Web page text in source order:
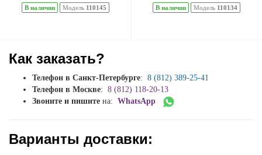
В наличии Модель 110145 В наличии Модель 110134
Как заказать?
Телефон в Санкт-Петербурге: 8 (812) 389-25-41
Телефон в Москве: 8 (812) 118-20-13
Звоните и пишите на: WhatsApp
Варианты доставки: